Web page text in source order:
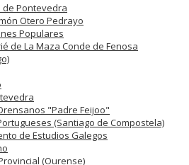
de Pontevedra
Otero Pedrayo
Populares
de La Maza Conde de Fenosa
"Padre Feijoo"
(Santiago de Compostela)
de Estudios Galegos
(Ourense)